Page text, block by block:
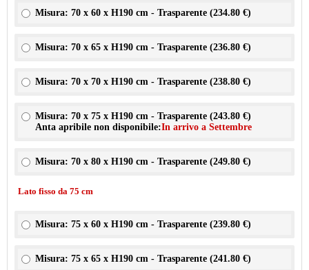
Misura: 70 x 60 x H190 cm - Trasparente (234.80 €)
Misura: 70 x 65 x H190 cm - Trasparente (236.80 €)
Misura: 70 x 70 x H190 cm - Trasparente (238.80 €)
Misura: 70 x 75 x H190 cm - Trasparente (243.80 €)
Anta apribile non disponibile:In arrivo a Settembre
Misura: 70 x 80 x H190 cm - Trasparente (249.80 €)
Lato fisso da 75 cm
Misura: 75 x 60 x H190 cm - Trasparente (239.80 €)
Misura: 75 x 65 x H190 cm - Trasparente (241.80 €)